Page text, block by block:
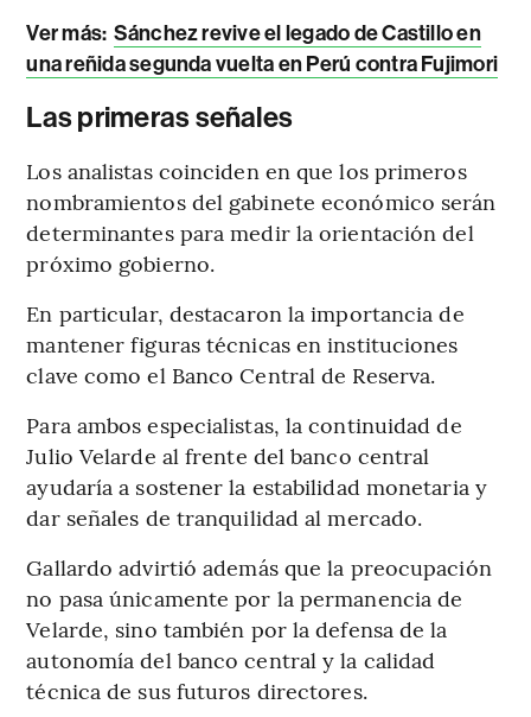
Ver más: Sánchez revive el legado de Castillo en
una reñida segunda vuelta en Perú contra Fujimori
Las primeras señales
Los analistas coinciden en que los primeros
nombramientos del gabinete económico serán
determinantes para medir la orientación del
próximo gobierno.
En particular, destacaron la importancia de
mantener figuras técnicas en instituciones
clave como el Banco Central de Reserva.
Para ambos especialistas, la continuidad de
Julio Velarde al frente del banco central
ayudaría a sostener la estabilidad monetaria y
dar señales de tranquilidad al mercado.
Gallardo advirtió además que la preocupación
no pasa únicamente por la permanencia de
Velarde, sino también por la defensa de la
autonomía del banco central y la calidad
técnica de sus futuros directores.